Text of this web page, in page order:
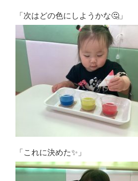
「次はどの色にしようかな🤔」
「これに決めた✨」